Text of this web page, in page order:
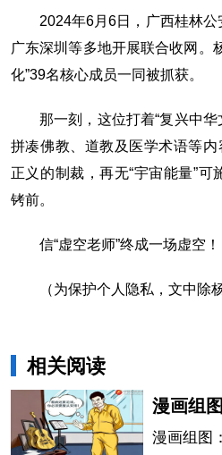
2024年6月6日，广西桂林公
广东深圳等多地开展联合收网。
化”39名核心成员一同被抓获。
那一刻，这位打着“复兴中华
拼凑佛教、道教及医学术语等内
正义的制裁，再无“宇宙能量”
铐前。
信“虚空老师”终成一场虚空！
（为保护个人隐私，文中除
相关阅读
漫画组
漫画组图